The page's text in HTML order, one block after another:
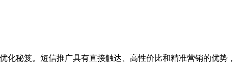
秘笈。短信推广具有直接触达、高性价比和精准营销的优势，